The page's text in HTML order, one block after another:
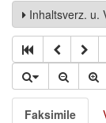
Inhaltsverz. u.
Faksimile